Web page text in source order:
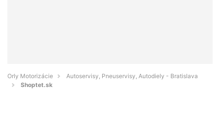
Orly Motorizácie
Autoservisy, Pneuservisy, Autodiely - Bratislava
Shoptet.sk